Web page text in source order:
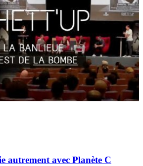
autrement avec Planète C